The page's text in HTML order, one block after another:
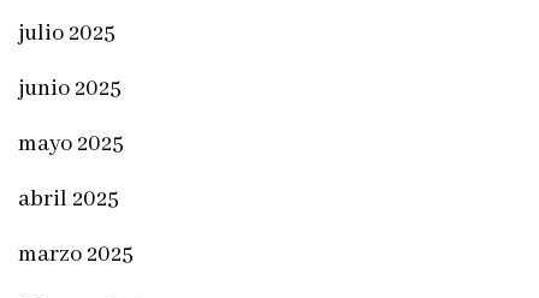
julio 2025
junio 2025
mayo 2025
abril 2025
marzo 2025